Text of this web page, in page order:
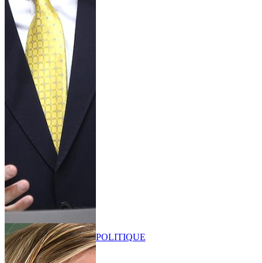
POLITIQUE